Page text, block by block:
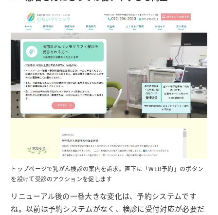
トップページで乳がん検診の案内を訴求。直下に「WEB予約」のボタン
を設けて受診のアクションを促します
リニューアル後の一番大きな変化は、予約システムです
ね。以前は予約システムがなく、検診に受付対応が必要だ